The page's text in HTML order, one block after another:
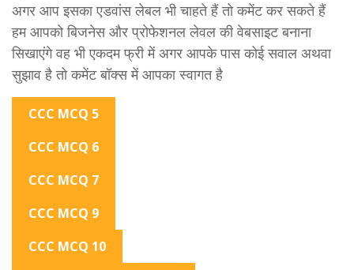
अगर आप इसका एडवांस लेबल भी चाहते हैं तो कमेंट कर सकते हैं
हम आपको बिजनेस और प्रोफेशनल लेवल की वेबसाइट बनाना
सिखाएंगे वह भी एकदम फ्री में अगर आपके पास कोई सवाल अथवा
सुझाव है तो कमेंट बॉक्स में आपका स्वागत है
CCC MCQ 5
CCC MCQ 6
CCC MCQ 7
CCC MCQ 9
CCC MCQ 10